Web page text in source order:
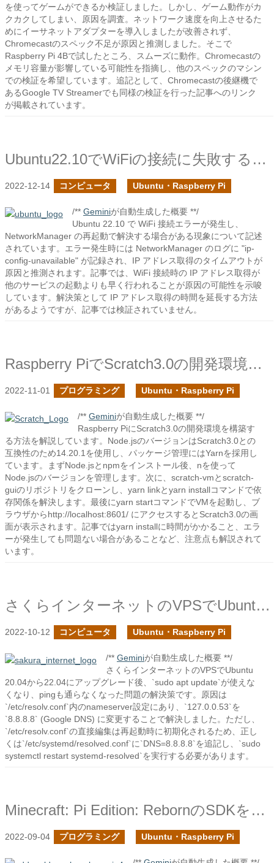
を使ってゲームができるか検証しました。しかし、ゲーム動作がカ
クカクしてしまい、原因を調査。ネットワーク速度を向上させるた
めにイーサネットアダプターを導入しましたが改善されず、
Chromecastのスペック不足が原因と推測しました。そこで
Raspberry Pi 4Bで試したところ、スムーズに動作。Chromecastの
メモリ容量が影響している可能性を指摘し、他のスペックのマシン
での検証を希望しています。追記として、Chromecastの後継機で
あるGoogle TV Streamerでも同様の検証を行った記事へのリンク
が掲載されています。
Ubuntu22.10でWiFiの接続に失敗する時の対処
2022-12-14 コンピュータ Ubuntu・Raspberry Pi
/** Geminiが自動生成した概要 **/
Ubuntu 22.10 で WiFi 接続エラーが発生し、
NetworkManager の再起動で解決する場合がある現象について記述
されています。エラー発生時には NetworkManager のログに "ip-
config-unavailable" が記録され、IP アドレス取得のタイムアウトが
原因と推測されます。記事では、WiFi 接続時の IP アドレス取得が
他のサービスの起動よりも早く行われることが原因の可能性を示唆
しています。解決策として IP アドレス取得の時間を延長する方法
があるようですが、記事では検証されていません。
Raspberry PiでScratch3.0の開発環境を構築する
2022-11-01 プログラミング Ubuntu・Raspberry Pi
/** Geminiが自動生成した概要 **/
Raspberry PiにScratch3.0の開発環境を構築す
る方法を解説しています。Node.jsのバージョンはScratch3.0との
互換性のため14.20.1を使用し、パッケージ管理にはYarnを採用し
ています。まずNode.jsとnpmをインストール後、nを使って
Node.jsのバージョンを管理します。次に、scratch-vmとscratch-
guiのリポジトリをクローンし、yarn linkとyarn installコマンドで依
存関係を解決します。最後にyarn startコマンドでVMを起動し、ブ
ラウザからhttp://localhost:8601/ にアクセスするとScratch3.0の画
面が表示されます。記事ではyarn installに時間がかかること、エラ
ーが発生しても問題ない場合があることなど、注意点も解説されて
います。
さくらインターネットのVPSでUbuntuのアップグレード後にapt updateが使えなくなった時の対処
2022-10-12 コンピュータ Ubuntu・Raspberry Pi
/** Geminiが自動生成した概要 **/
さくらインターネットのVPSでUbuntu
20.04から22.04にアップグレード後、`sudo apt update`が使えな
くなり、pingも通らなくなった問題の解決策です。原因は
`/etc/resolv.conf`内のnameserver設定にあり、`127.0.0.53`を
`8.8.8.8` (Google DNS) に変更することで解決しました。ただし、
`/etc/resolv.conf`の直接編集は再起動時に初期化されるため、正し
くは`/etc/systemd/resolved.conf`に`DNS=8.8.8.8`を追記し、`sudo
systemctl restart systemd-resolved`を実行する必要があります。
Minecraft: Pi Edition: RebornのSDKを使ってゴールデンシャベルを追加してみた
2022-09-04 プログラミング Ubuntu・Raspberry Pi